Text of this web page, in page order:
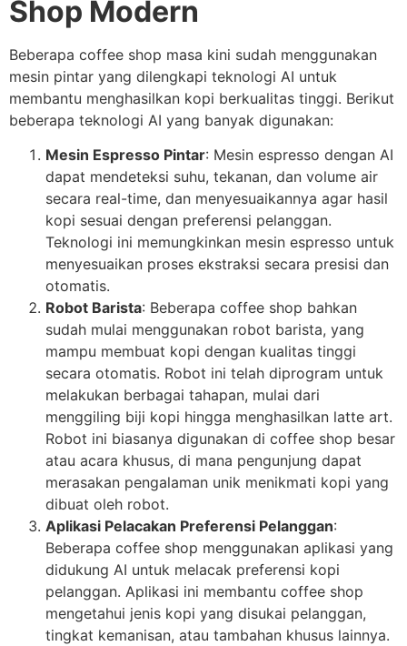
Shop Modern
Beberapa coffee shop masa kini sudah menggunakan
mesin pintar yang dilengkapi teknologi AI untuk
membantu menghasilkan kopi berkualitas tinggi. Berikut
beberapa teknologi AI yang banyak digunakan:
Mesin Espresso Pintar: Mesin espresso dengan AI
dapat mendeteksi suhu, tekanan, dan volume air
secara real-time, dan menyesuaikannya agar hasil
kopi sesuai dengan preferensi pelanggan.
Teknologi ini memungkinkan mesin espresso untuk
menyesuaikan proses ekstraksi secara presisi dan
otomatis.
Robot Barista: Beberapa coffee shop bahkan
sudah mulai menggunakan robot barista, yang
mampu membuat kopi dengan kualitas tinggi
secara otomatis. Robot ini telah diprogram untuk
melakukan berbagai tahapan, mulai dari
menggiling biji kopi hingga menghasilkan latte art.
Robot ini biasanya digunakan di coffee shop besar
atau acara khusus, di mana pengunjung dapat
merasakan pengalaman unik menikmati kopi yang
dibuat oleh robot.
Aplikasi Pelacakan Preferensi Pelanggan:
Beberapa coffee shop menggunakan aplikasi yang
didukung AI untuk melacak preferensi kopi
pelanggan. Aplikasi ini membantu coffee shop
mengetahui jenis kopi yang disukai pelanggan,
tingkat kemanisan, atau tambahan khusus lainnya.